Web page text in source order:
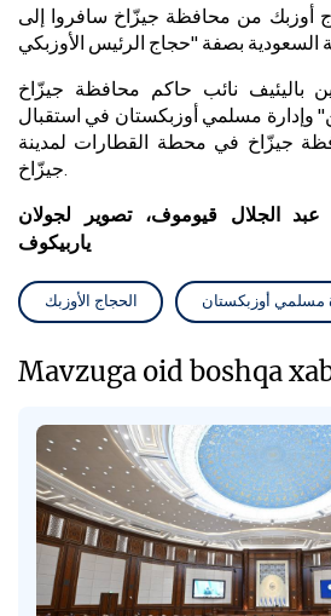
سافروا إلى
باليئيف نائب حاكم محافظة جيزّاخ
وإدارة مسلمي أوزبكستان في استقبال
جيزّاخ في محطة القطارات لمدينة
جيزّاخ.
عبد الجلال قيوموف، تصوير لجولان
ياربيكوف
الحجاج الأوزبك مسلمي أوزبكستان
Mavzuga oid boshqa